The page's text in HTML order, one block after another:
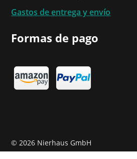
Gastos de entrega y envío
Formas de pago
© 2026 Nierhaus GmbH